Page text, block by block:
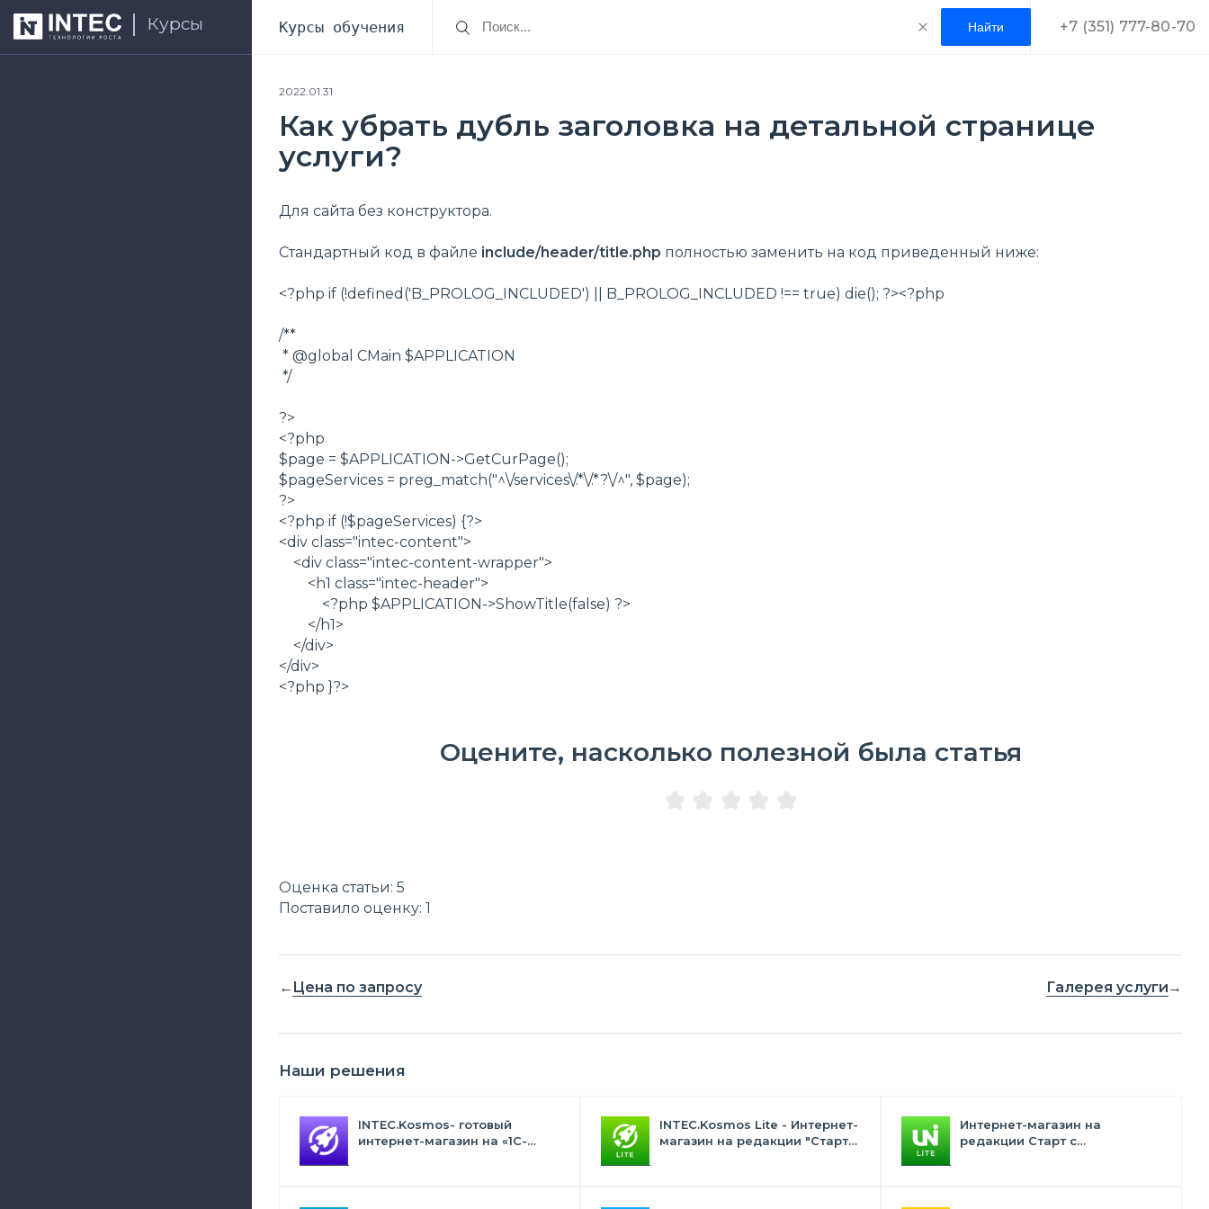
Курсы Курсы обучения +7 (351) 777-80-70
2022.01.31
Как убрать дубль заголовка на детальной странице
услуги?
Для сайта без конструктора.
Стандартный код в файле include/header/title.php полностью заменить на код приведенный ниже:
<?php if (!defined('B_PROLOG_INCLUDED') || B_PROLOG_INCLUDED !== true) die(); ?><?php
/**
* @global CMain $APPLICATION
*/
?>
<?php
$page = $APPLICATION->GetCurPage();
$pageServices = preg_match("^\/services\/.*\/.*?\/^", $page);
?>
<?php if (!$pageServices) {?>
<div class="intec-content">
<div class="intec-content-wrapper">
<h1 class="intec-header">
<?php $APPLICATION->ShowTitle(false) ?>
</h1>
</div>
</div>
<?php }?>
Оцените, насколько полезной была статья
Оценка статьи: 5
Поставило оценку: 1
Цена по запросу Галерея услуги
Наши решения
INTEC.Kosmos- готовый
интернет-магазин на «1С-
INTEC.Kosmos Lite - Интернет-
магазин на редакции "Старт"
Интернет-магазин на
редакции Старт с